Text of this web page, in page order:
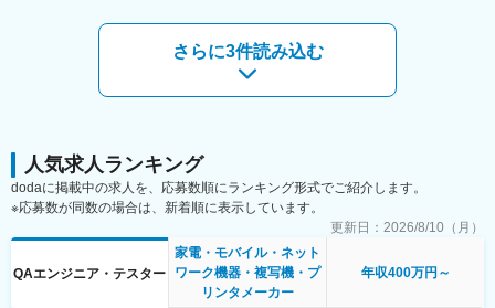
できます。また、決済データを活用した新規サービスにも注力し
ており、今後も成長が見込まれる分野でキャリアを築くことがで
（1）担当プロダクトの品質保証業務全般
担当プロダクトのテスト計画の立案、テスト設計、テスト実行、
結果分析、不具合報告など、一連の品質保証プロセスを担当しま
（2）システム横断的な品質保証
ム全体の品質向上に貢献します。
（3）上流工程からの品質改善活動
テストフェーズだけでなく、開発の上流工程からレビューや品質
に関する啓蒙活動を通して、品質に関する問題解決に取り組みま
す。開発チームと密接に連携し、品質の作り込みを推進します。
（4）品質保証プロセスの改善提案と実行
現在の品質保証プロセスに対して改善提案を行い、より効率的で
効果的なテスト手法やツールの導入を推進します。
さらに3件読み込む
人気求人ランキング
dodaに掲載中の求人を、応募数順にランキング形式でご紹介します。
※応募数が同数の場合は、新着順に表示しています。
更新日： 2026/8/10（月）
QAエンジニア・テスター
家電・モバイル・ネット
ワーク機器・複写機・プ
リンタメーカー
年収400万円～